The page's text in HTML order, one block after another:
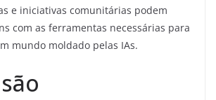
e iniciativas comunitárias podem
com as ferramentas necessárias para
mundo moldado pelas IAs.